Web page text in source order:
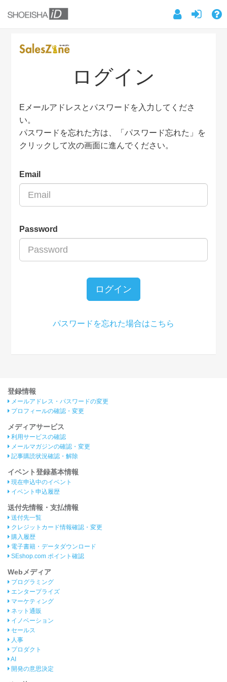
ログイン
Eメールアドレスとパスワードを入力してくださ
い。
パスワードを忘れた方は、「パスワード忘れた」を
クリックして次の画面に進んでください。
Email
Password
ログイン
パスワードを忘れた場合はこちら
登録情報
メールアドレス・パスワードの変更
プロフィールの確認・変更
メディアサービス
利用サービスの確認
メールマガジンの確認・変更
記事購読状況確認・解除
イベント登録基本情報
現在申込中のイベント
イベント申込履歴
送付先情報・支払情報
送付先一覧
クレジットカード情報確認・変更
購入履歴
電子書籍・データダウンロード
SEshop.com ポイント確認
Webメディア
プログラミング
エンタープライズ
マーケティング
ネット通販
イノベーション
セールス
人事
プロダクト
AI
開発の意思決定